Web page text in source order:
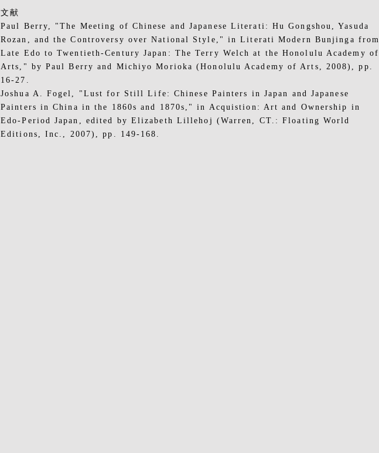
文献
Paul Berry, "The Meeting of Chinese and Japanese Literati: Hu Gongshou, Yasuda
Rozan, and the Controversy over National Style," in Literati Modern Bunjinga from
Late Edo to Twentieth-Century Japan: The Terry Welch at the Honolulu Academy of
Arts," by Paul Berry and Michiyo Morioka (Honolulu Academy of Arts, 2008), pp.
16-27.
Joshua A. Fogel, "Lust for Still Life: Chinese Painters in Japan and Japanese
Painters in China in the 1860s and 1870s," in Acquistion: Art and Ownership in
Edo-Period Japan, edited by Elizabeth Lillehoj (Warren, CT.: Floating World
Editions, Inc., 2007), pp. 149-168.